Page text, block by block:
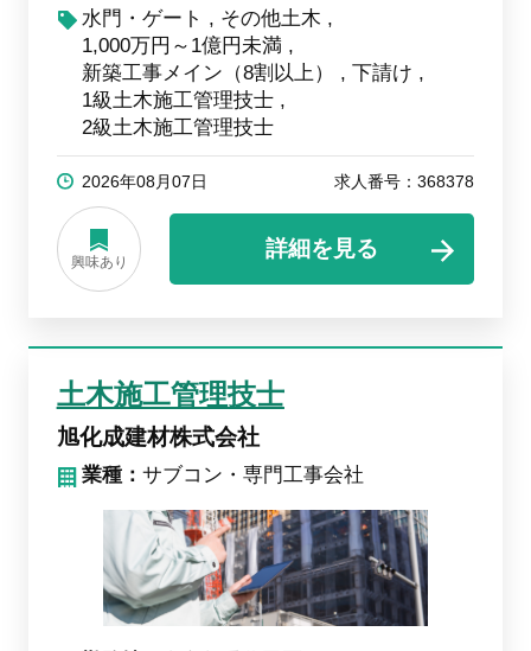
水門・ゲート
その他土木
1,000万円～1億円未満
新築工事メイン（8割以上）
下請け
1級土木施工管理技士
2級土木施工管理技士
2026年08月07日 求人番号：368378
興味あり
詳細を見る
土木施工管理技士
旭化成建材株式会社
業種：サブコン・専門工事会社